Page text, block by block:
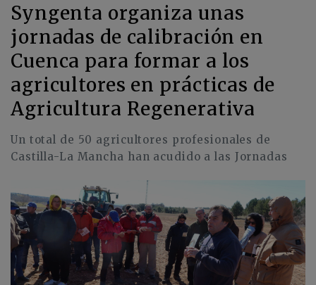
Syngenta organiza unas
jornadas de calibración en
Cuenca para formar a los
agricultores en prácticas de
Agricultura Regenerativa
Un total de 50 agricultores profesionales de
Castilla-La Mancha han acudido a las Jornadas